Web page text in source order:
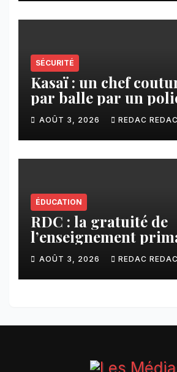
SÉCURITÉ
Kasaï : un chef
par balle par un
Kamuesha, la tension
AOÛT 3, 2026 REDAC REDAC
ÉDUCATION
RDC : la gratuité de
l’enseignement
vision phare du
Félix Tshisekedi
par une circulaire
AOÛT 3, 2026 REDAC REDAC